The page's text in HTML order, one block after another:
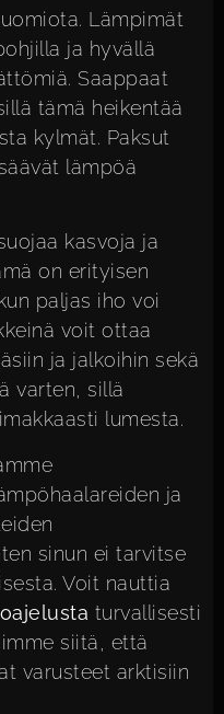
Lämpimät
ja hyvällä
Saappaat
tämä heikentää
kylmät. Paksut
lämpöä
kasvoja ja
on erityisen
paljas iho voi
voit ottaa
ja jalkoihin sekä
varten, sillä
lumesta.
ja
sinun ei tarvitse
Voit nauttia
turvallisesti
siitä, että
varusteet arktisiin